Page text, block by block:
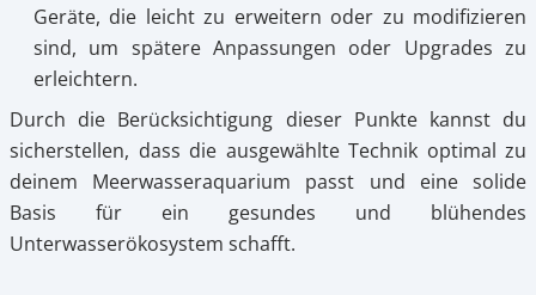
Geräte, die leicht zu erweitern oder zu modifizieren
sind, um spätere Anpassungen oder Upgrades zu
erleichtern.
Durch die Berücksichtigung dieser Punkte kannst du
sicherstellen, dass die ausgewählte Technik optimal zu
deinem Meerwasseraquarium passt und eine solide
Basis für ein gesundes und blühendes
Unterwasserökosystem schafft.